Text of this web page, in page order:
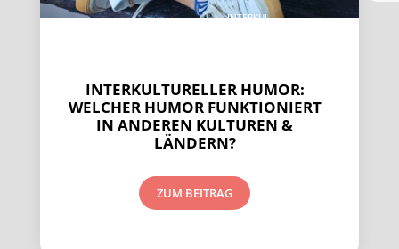
IN­TER­KUL-
INTERKULTURELLER HUMOR:
WELCHER HUMOR FUNKTIONIERT
IN ANDEREN KULTUREN &
LÄNDERN?
ZUM BEITRAG